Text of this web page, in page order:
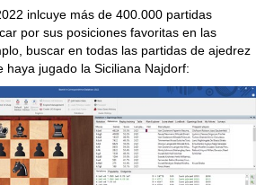
inlcuye más de 400.000 partidas
por sus posiciones favoritas en las
buscar en todas las partidas de ajedrez
haya jugado la Siciliana Najdorf: